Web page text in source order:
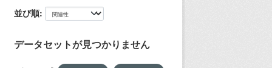
並び順
データセットが見つかりません